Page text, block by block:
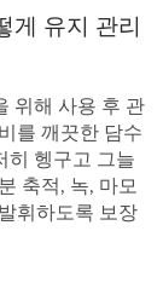
게 유지 관리
위해 사용 후 관
를 깨끗한 담수
히 헹구고 그늘
축적, 녹, 마모
휘하도록 보장